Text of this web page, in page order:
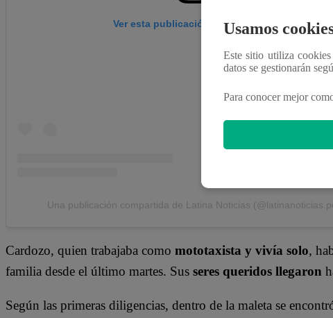
Ver esta publicación en Instagram
Una publicación compartida de Latina Noticias
Cardozo, quien trabajaba como mototaxista y vivía solo,
familia desde el último martes. Sus seres queridos llegaron
Según las primeras diligencias, dentro de la maleta se
Usamos
Este sitio utiliza
datos se gestionarán
Para conocer mejor